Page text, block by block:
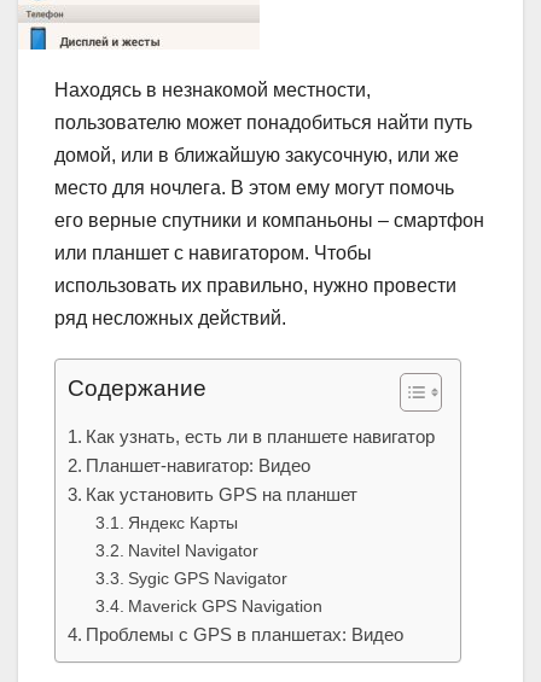
Находясь в незнакомой местности,
пользователю может понадобиться найти путь
домой, или в ближайшую закусочную, или же
место для ночлега. В этом ему могут помочь
его верные спутники и компаньоны – смартфон
или планшет с навигатором. Чтобы
использовать их правильно, нужно провести
ряд несложных действий.
Содержание
Как узнать, есть ли в планшете навигатор
Планшет-навигатор: Видео
Как установить GPS на планшет
Яндекс Карты
Navitel Navigator
Sygic GPS Navigator
Maverick GPS Navigation
Проблемы с GPS в планшетах: Видео